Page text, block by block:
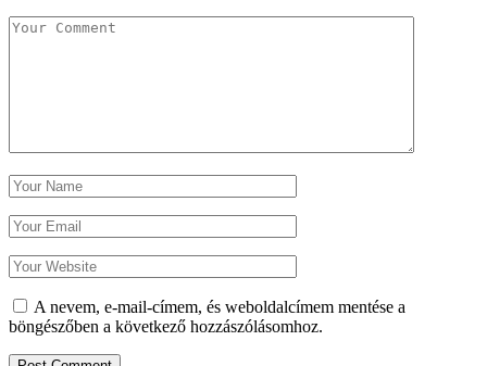
A nevem, e-mail-címem, és weboldalcímem mentése a
böngészőben a következő hozzászólásomhoz.